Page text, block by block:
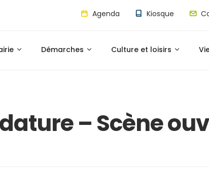
Agenda Kiosque
Démarches Culture et loisirs
– Scène